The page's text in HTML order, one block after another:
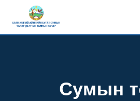
content
Сумын